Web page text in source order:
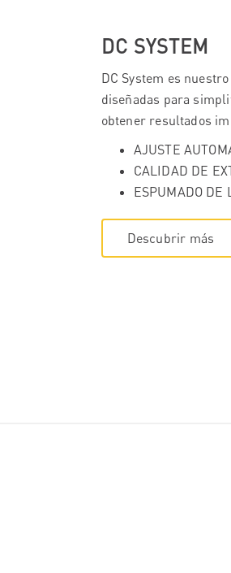
DC SYSTEM
DC System es
diseñadas para
obtener resultados
AJUSTE
CALIDAD DE
ESPUMADO DE
Descubrir más